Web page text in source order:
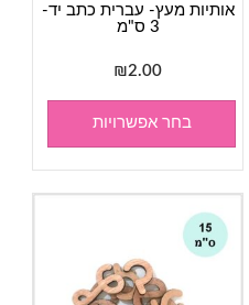
אותיות מעץ- עברית כתב יד-
3 ס"מ
₪2.00
בחר אפשרויות